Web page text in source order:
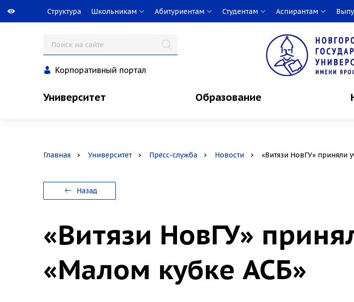
Структура Школьникам Абитуриентам Студентам Аспирантам
Корпоративный портал
Университет Образование
Главная Университет Пресс-служба Новости «Витязи НовГУ» приняли
Назад
«Витязи НовГУ»
«Малом кубке АСБ»